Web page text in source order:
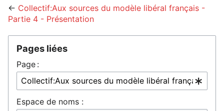
← Collectif:Aux sources du modèle libéral français -
Partie 4 - Présentation
Pages liées
Page :
Espace de noms :